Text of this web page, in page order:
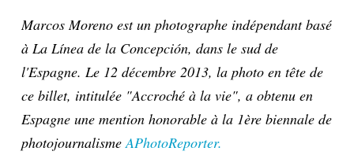
Marcos Moreno est un photographe indépendant basé
à La Línea de la Concepción, dans le sud de
l'Espagne. Le 12 décembre 2013, la photo en tête de
ce billet, intitulée "Accroché à la vie", a obtenu en
Espagne une mention honorable à la 1ère biennale de
photojournalisme APhotoReporter.